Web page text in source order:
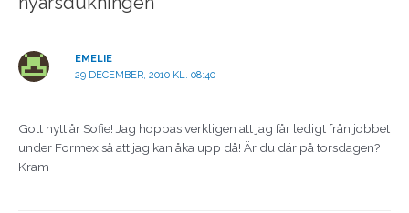
EMELIE
29 DECEMBER, 2010 KL. 08:40
Gott nytt år Sofie! Jag hoppas verkligen att jag får ledigt från jobbet
under Formex så att jag kan åka upp då! Är du där på torsdagen?
Kram